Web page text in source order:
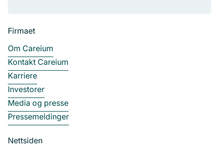
Firmaet
Om Careium
Kontakt Careium
Karriere
Investorer
Media og presse
Pressemeldinger
Nettsiden